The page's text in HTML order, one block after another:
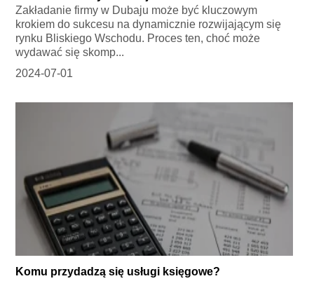
Zakładanie firmy w Dubaju może być kluczowym
krokiem do sukcesu na dynamicznie rozwijającym się
rynku Bliskiego Wschodu. Proces ten, choć może
wydawać się skomp...
2024-07-01
Komu przydadzą się usługi księgowe?